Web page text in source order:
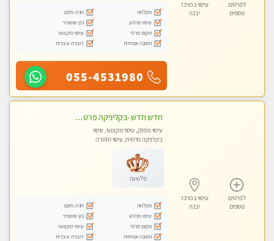
לפרטים
נוספים
עיסוי במרכז
יבנה
מקלחת
חניה חינם
עיסוי מרגיע
נקי ומסודר
מקום פרטי
עיסוי מקצועי
תמונה אמיתית
דוברת עיברית
055-4531980
לפרטים
נוספים
עיסוי במרכז
יבנה
חדש חדש -בקליניקה פרטית שירות vip לרציניים בלבד! מומלץ!!-ללא מין !!
עיסוי מפנק, עיסוי מקצועי, עיסוי
בקלניקה פרטית, עיסוי טנטרה
פלטינה
מקלחת
חניה חינם
עיסוי מרגיע
נקי ומסודר
מקום פרטי
עיסוי מקצועי
תמונה אמיתית
דוברת עיברית